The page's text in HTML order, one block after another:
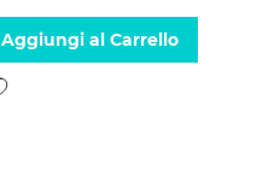
Aggiungi al Carrello
Aggiungi alla lista desideri